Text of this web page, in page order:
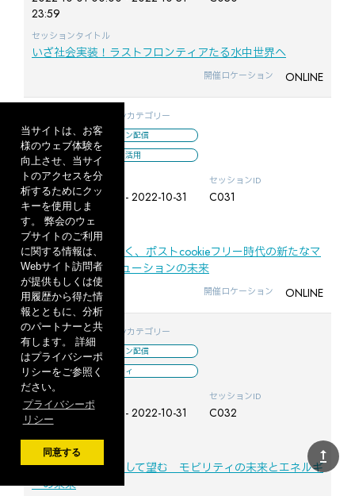
当サイトは、お客
様のウェブ体験を
向上させ、当サイ
トのアクセスを分
析するためにクッ
キーを使用しま
す。 弊会のウェ
ブサイトのご利用
に関する情報は、
Webサイト訪問者
が提供もしくは使
用履歴から得た情
報とともに、分析
のパートナーと共
有します。 詳細
はプライバシーポ
リシーをご参照く
ださい。
プライバシーポ
リシー
同意する
23:59
セッションタイトル
いざ社会実装！ラストフロンティアたる水中世界へ
開催ロケーション ONLINE
ジャンル/カテゴリー
オンライン配信
データ利活用
聴講期間
2022-10-01 00:00 - 2022-10-31
23:59
セッションID
C031
セッションタイトル
IoT家電データで拓く、ポストcookieフリー時代の新たなマ
ーケティングソリューションの未来
開催ロケーション ONLINE
聴講予約 ジャンル/カテゴリー
オンライン配信
モビリティ
聴講期間
2022-10-01 00:00 - 2022-10-31
23:59
セッションID
C032
セッションタイトル
2025大阪万博を通して望む モビリティの未来とエネルギ
ーの未来
upgrade